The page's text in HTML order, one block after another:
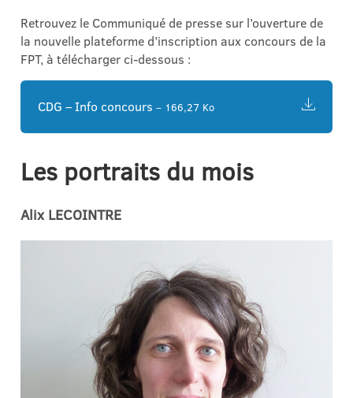
Retrouvez le Communiqué de presse sur l’ouverture de
la nouvelle plateforme d’inscription aux concours de la
FPT, à télécharger ci-dessous :
CDG – Info concours – 166,27 Ko
Les portraits du mois
Alix LECOINTRE